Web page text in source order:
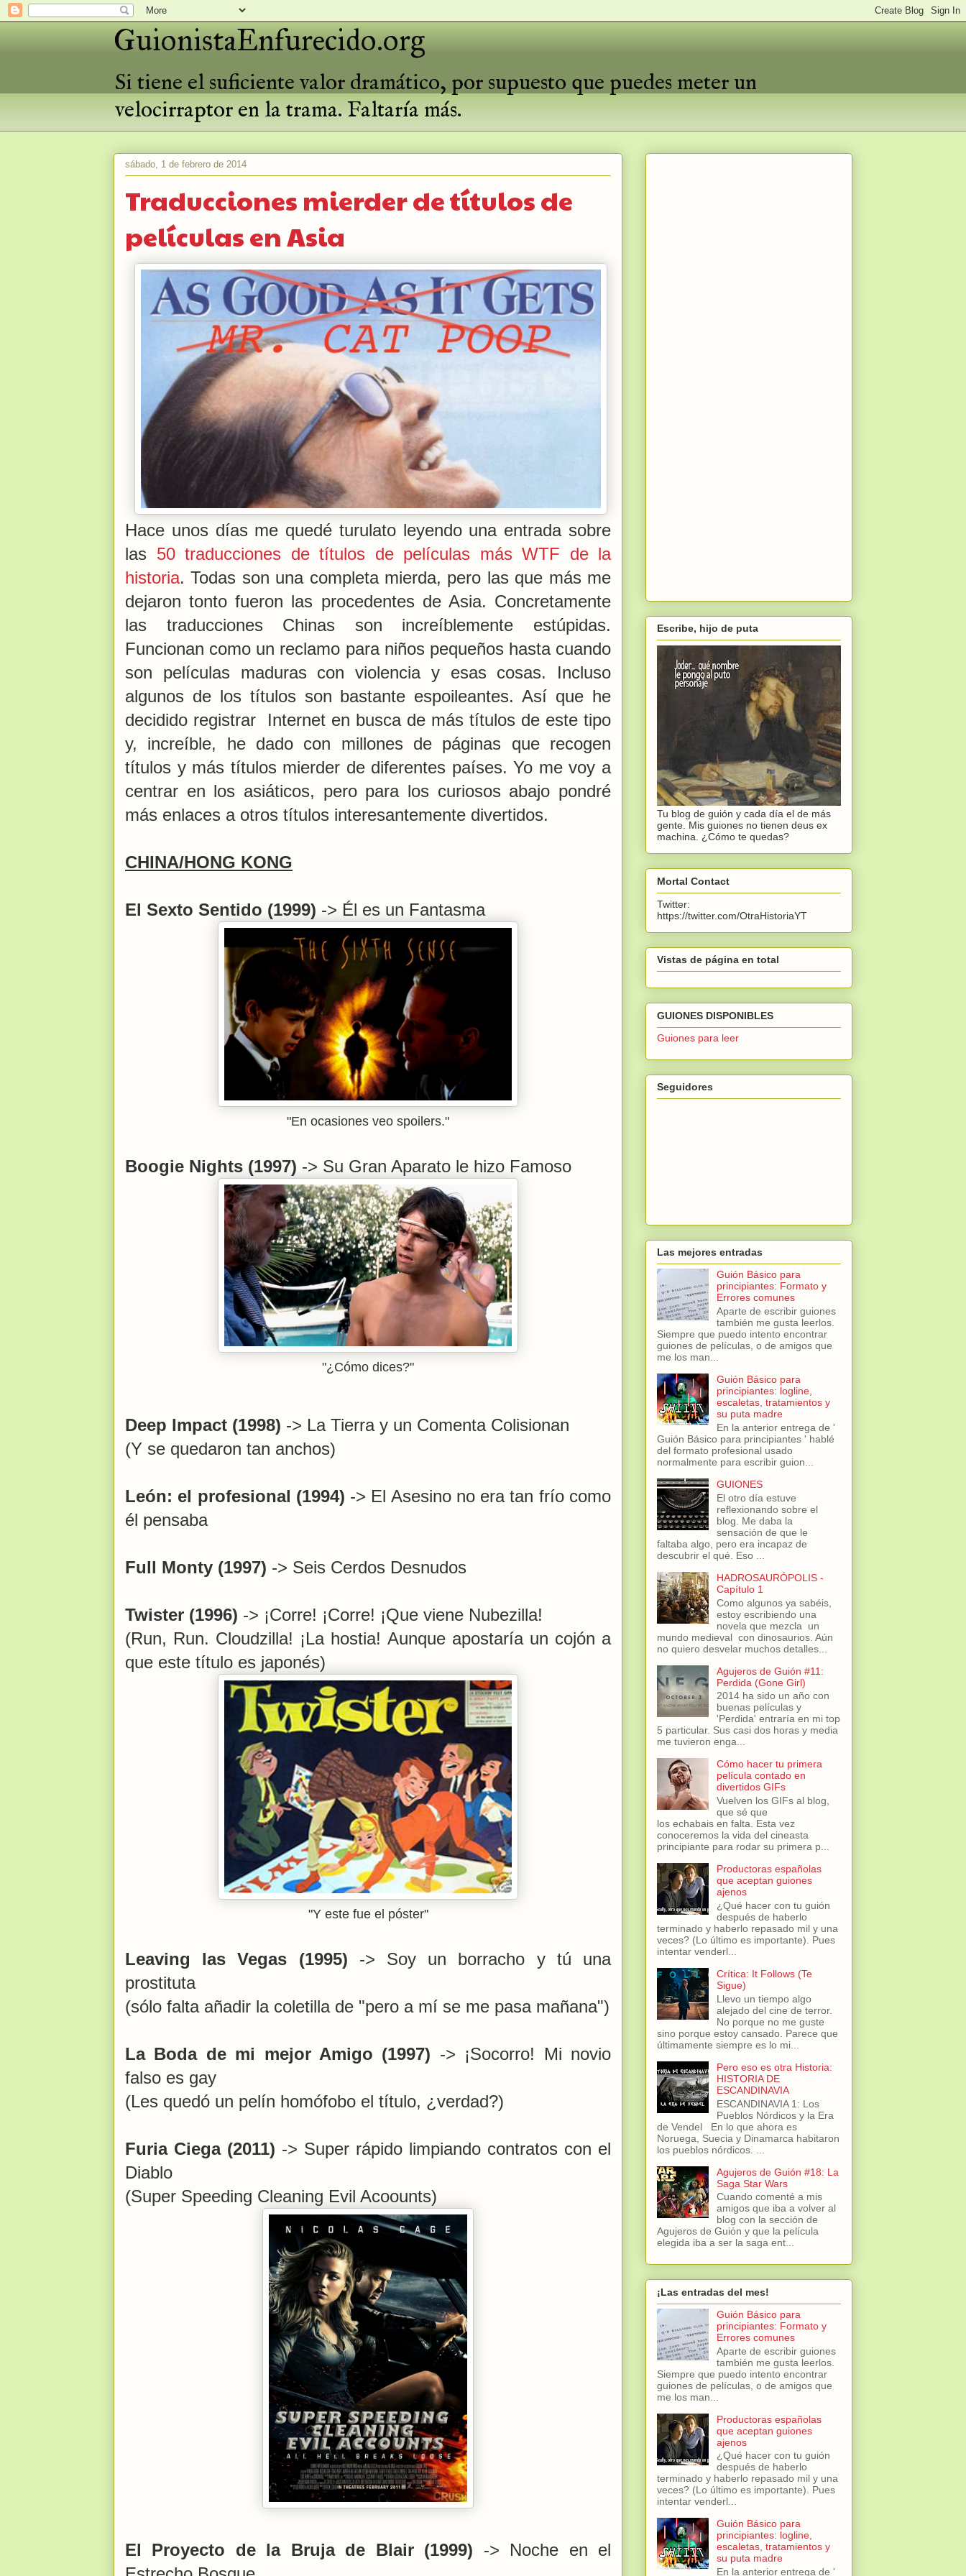
GuionistaEnfurecido.org
Si tiene el suficiente valor dramático, por supuesto que puedes meter un
velocirraptor en la trama. Faltaría más.
sábado, 1 de febrero de 2014
Traducciones mierder de títulos de
películas en Asia
Hace unos días me quedé turulato leyendo una entrada sobre
las 50 traducciones de títulos de películas más WTF de la
historia. Todas son una completa mierda, pero las que más me
dejaron tonto fueron las procedentes de Asia. Concretamente
las traducciones Chinas son increíblemente estúpidas.
Funcionan como un reclamo para niños pequeños hasta cuando
son películas maduras con violencia y esas cosas. Incluso
algunos de los títulos son bastante espoileantes. Así que he
decidido registrar Internet en busca de más títulos de este tipo
y, increíble, he dado con millones de páginas que recogen
títulos y más títulos mierder de diferentes países. Yo me voy a
centrar en los asiáticos, pero para los curiosos abajo pondré
más enlaces a otros títulos interesantemente divertidos.
CHINA/HONG KONG
El Sexto Sentido (1999) -> Él es un Fantasma
"En ocasiones veo spoilers."
Boogie Nights (1997) -> Su Gran Aparato le hizo Famoso
"¿Cómo dices?"
Deep Impact (1998) -> La Tierra y un Comenta Colisionan
(Y se quedaron tan anchos)
León: el profesional (1994) -> El Asesino no era tan frío como
él pensaba
Full Monty (1997) -> Seis Cerdos Desnudos
Twister (1996) -> ¡Corre! ¡Corre! ¡Que viene Nubezilla!
(Run, Run. Cloudzilla! ¡La hostia! Aunque apostaría un cojón a
que este título es japonés)
"Y este fue el póster"
Leaving las Vegas (1995) -> Soy un borracho y tú una
prostituta
(sólo falta añadir la coletilla de "pero a mí se me pasa mañana")
La Boda de mi mejor Amigo (1997) -> ¡Socorro! Mi novio
falso es gay
(Les quedó un pelín homófobo el título, ¿verdad?)
Furia Ciega (2011) -> Super rápido limpiando contratos con el
Diablo
(Super Speeding Cleaning Evil Acoounts)
El Proyecto de la Bruja de Blair (1999) -> Noche en el
Escribe, hijo de puta
Tu blog de guión y cada día el de más
gente. Mis guiones no tienen deus ex
machina. ¿Cómo te quedas?
Mortal Contact
Twitter:
https://twitter.com/OtraHistoriaYT
Vistas de página en total
GUIONES DISPONIBLES
Guiones para leer
Seguidores
Las mejores entradas
Guión Básico para
principiantes: Formato y
Errores comunes
Aparte de escribir guiones
también me gusta leerlos.
Siempre que puedo intento encontrar
guiones de películas, o de amigos que
me los man...
Guión Básico para
principiantes: logline,
escaletas, tratamientos y
su puta madre
En la anterior entrega de '
Guión Básico para principiantes ' hablé
del formato profesional usado
normalmente para escribir guion...
GUIONES
El otro día estuve
reflexionando sobre el
blog. Me daba la
sensación de que le
faltaba algo, pero era incapaz de
descubrir el qué. Eso ...
HADROSAURÓPOLIS -
Capítulo 1
Como algunos ya sabéis,
estoy escribiendo una
novela que mezcla un
mundo medieval con dinosaurios. Aún
no quiero desvelar muchos detalles...
Agujeros de Guión #11:
Perdida (Gone Girl)
2014 ha sido un año con
buenas películas y
'Perdida' entraría en mi top
5 particular. Sus casi dos horas y media
me tuvieron enga...
Cómo hacer tu primera
película contado en
divertidos GIFs
Vuelven los GIFs al blog,
que sé que
los echabais en falta. Esta vez
conoceremos la vida del cineasta
principiante para rodar su primera p...
Productoras españolas
que aceptan guiones
ajenos
¿Qué hacer con tu guión
después de haberlo
terminado y haberlo repasado mil y una
veces? (Lo último es importante). Pues
intentar venderl...
Crítica: It Follows (Te
Sigue)
Llevo un tiempo algo
alejado del cine de terror.
No porque no me guste
sino porque estoy cansado. Parece que
últimamente siempre es lo mi...
Pero eso es otra Historia:
HISTORIA DE
ESCANDINAVIA
ESCANDINAVIA 1: Los
Pueblos Nórdicos y la Era
de Vendel En lo que ahora es
Noruega, Suecia y Dinamarca habitaron
los pueblos nórdicos. ...
Agujeros de Guión #18: La
Saga Star Wars
Cuando comenté a mis
amigos que iba a volver al
blog con la sección de
Agujeros de Guión y que la película
elegida iba a ser la saga ent...
¡Las entradas del mes!
Guión Básico para
principiantes: Formato y
Errores comunes
Aparte de escribir guiones
también me gusta leerlos.
Siempre que puedo intento encontrar
guiones de películas, o de amigos que
me los man...
Productoras españolas
que aceptan guiones
ajenos
¿Qué hacer con tu guión
después de haberlo
terminado y haberlo repasado mil y una
veces? (Lo último es importante). Pues
intentar venderl...
Guión Básico para
principiantes: logline,
escaletas, tratamientos y
su puta madre
En la anterior entrega de '